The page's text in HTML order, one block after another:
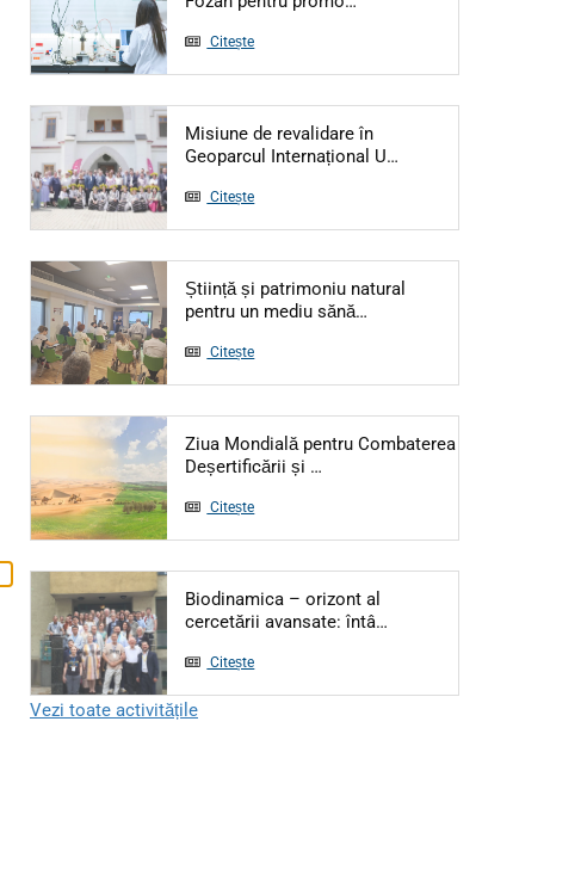
Citește
Misiune de revalidare în
Geoparcul Internațional U…
Citește
Știință și patrimoniu natural
pentru un mediu sănă…
Citește
Ziua Mondială pentru Combaterea
Deșertificării și …
Citește
Biodinamica – orizont al
cercetării avansate: întâ…
Citește
Vezi toate activitățile